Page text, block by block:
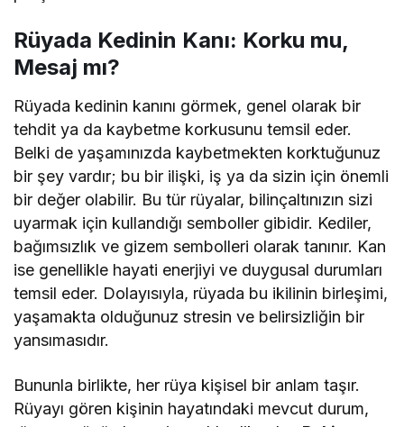
Rüyada Kedinin Kanı: Korku mu,
Mesaj mı?
Rüyada kedinin kanını görmek, genel olarak bir
tehdit ya da kaybetme korkusunu temsil eder.
Belki de yaşamınızda kaybetmekten korktuğunuz
bir şey vardır; bu bir ilişki, iş ya da sizin için önemli
bir değer olabilir. Bu tür rüyalar, bilinçaltınızın sizi
uyarmak için kullandığı semboller gibidir. Kediler,
bağımsızlık ve gizem sembolleri olarak tanınır. Kan
ise genellikle hayati enerjiyi ve duygusal durumları
temsil eder. Dolayısıyla, rüyada bu ikilinin birleşimi,
yaşamakta olduğunuz stresin ve belirsizliğin bir
yansımasıdır.
Bununla birlikte, her rüya kişisel bir anlam taşır.
Rüyayı gören kişinin hayatındaki mevcut durum,